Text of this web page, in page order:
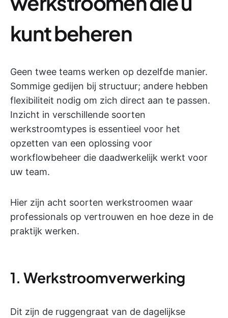
kunt beheren
Geen twee teams werken op dezelfde manier.
Sommige gedijen bij structuur; andere hebben
flexibiliteit nodig om zich direct aan te passen.
Inzicht in verschillende soorten
werkstroomtypes is essentieel voor het
opzetten van een oplossing voor
workflowbeheer die daadwerkelijk werkt voor
uw team.
Hier zijn acht soorten werkstroomen waar
professionals op vertrouwen en hoe deze in de
praktijk werken.
1. Werkstroomverwerking
Dit zijn de ruggengraat van de dagelijkse